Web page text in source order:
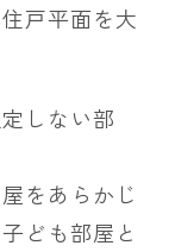
戸平面を大
しない部
をあらかじ
ども部屋と